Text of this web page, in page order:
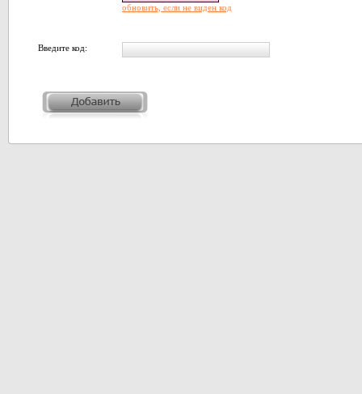
обновить, если не виден код
Введите код: